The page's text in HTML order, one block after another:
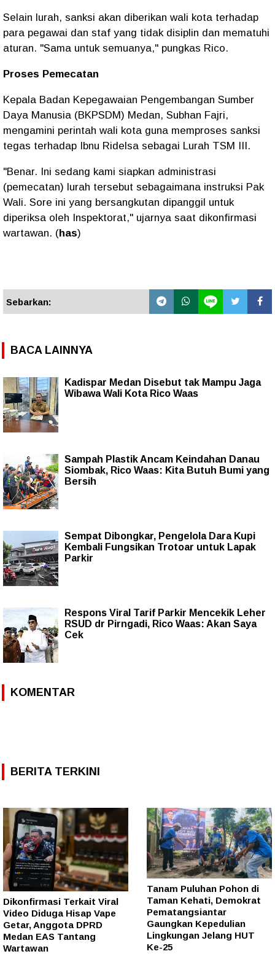
Selain lurah, sanksi akan diberikan wali kota terhadap
para pegawai dan staf yang tidak disiplin dan mematuhi
aturan. "Sama untuk semuanya," pungkas Rico.
Proses Pemecatan
Kepala Badan Kepegawaian Pengembangan Sumber
Daya Manusia (BKPSDM) Medan, Subhan Fajri,
mengamini perintah wali kota guna memproses sanksi
tegas terhadap Ibnu Ridelsa sebagai Lurah TSM III.
"Benar. Ini sedang kami siapkan administrasi
(pemecatan) lurah tersebut sebagaimana instruksi Pak
Wali. Sore ini yang bersangkutan dipanggil untuk
diperiksa oleh Inspektorat," ujarnya saat dikonfirmasi
wartawan. (has)
Sebarkan:
BACA LAINNYA
Kadispar Medan Disebut tak Mampu Jaga
Wibawa Wali Kota Rico Waas
Sampah Plastik Ancam Keindahan Danau
Siombak, Rico Waas: Kita Butuh Bumi yang
Bersih
Sempat Dibongkar, Pengelola Dara Kupi
Kembali Fungsikan Trotoar untuk Lapak
Parkir
Respons Viral Tarif Parkir Mencekik Leher
RSUD dr Pirngadi, Rico Waas: Akan Saya
Cek
KOMENTAR
BERITA TERKINI
Dikonfirmasi Terkait Viral
Video Diduga Hisap Vape
Getar, Anggota DPRD
Medan EAS Tantang
Wartawan
Tanam Puluhan Pohon di
Taman Kehati, Demokrat
Pematangsiantar
Gaungkan Kepedulian
Lingkungan Jelang HUT
Ke-25